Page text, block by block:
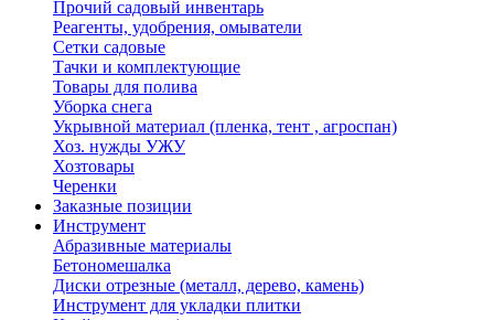
Прочий садовый инвентарь
Реагенты, удобрения, омыватели
Сетки садовые
Тачки и комплектующие
Товары для полива
Уборка снега
Укрывной материал (пленка, тент , агроспан)
Хоз. нужды УЖУ
Хозтовары
Черенки
Заказные позиции
Инструмент
Абразивные материалы
Бетономешалка
Диски отрезные (металл, дерево, камень)
Инструмент для укладки плитки